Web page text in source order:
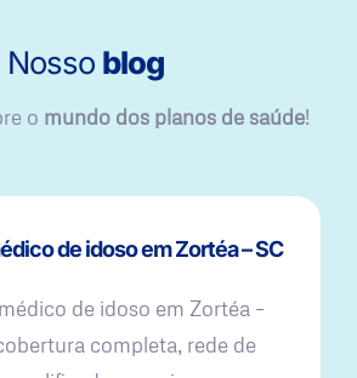
Nosso blog
o mundo dos planos de saúde!
de idoso em Zortéa – SC
de idoso em Zortéa –
completa, rede de